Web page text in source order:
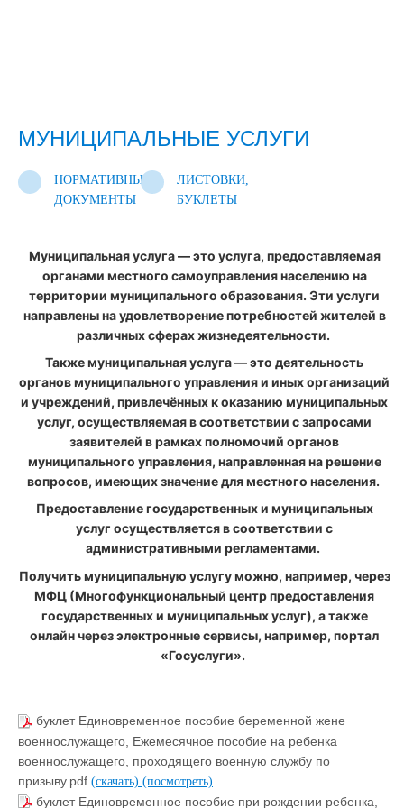
МУНИЦИПАЛЬНЫЕ УСЛУГИ
НОРМАТИВНЫЕ
ДОКУМЕНТЫ
ЛИСТОВКИ,
БУКЛЕТЫ
Муниципальная услуга — это услуга, предоставляемая
органами местного самоуправления населению на
территории муниципального образования. Эти услуги
направлены на удовлетворение потребностей жителей в
различных сферах жизнедеятельности.
Также муниципальная услуга — это деятельность
органов муниципального управления и иных организаций
и учреждений, привлечённых к оказанию муниципальных
услуг, осуществляемая в соответствии с запросами
заявителей в рамках полномочий органов
муниципального управления, направленная на решение
вопросов, имеющих значение для местного населения.
Предоставление государственных и муниципальных
услуг осуществляется в соответствии с
административными регламентами.
Получить муниципальную услугу можно, например, через
МФЦ (Многофункциональный центр предоставления
государственных и муниципальных услуг), а также
онлайн через электронные сервисы, например, портал
«Госуслуги».
буклет Единовременное пособие беременной жене
военнослужащего, Ежемесячное пособие на ребенка
военнослужащего, проходящего военную службу по
призыву.pdf (скачать) (посмотреть)
буклет Единовременное пособие при рождении ребенка,